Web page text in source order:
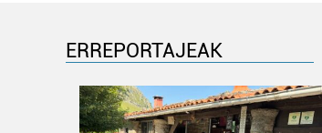
ERREPORTAJEAK